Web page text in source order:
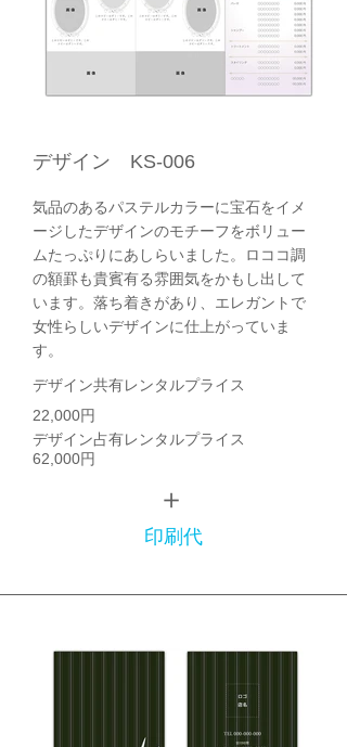
デザイン KS-006
気品のあるパステルカラーに宝石をイメ
ージしたデザインのモチーフをボリュー
ムたっぷりにあしらいました。ロココ調
の額罫も貴賓有る雰囲気をかもし出して
います。落ち着きがあり、エレガントで
女性らしいデザインに仕上がっていま
す。
デザイン共有レンタルプライス
22,000円
デザイン占有レンタルプライス
62,000円
＋
印刷代